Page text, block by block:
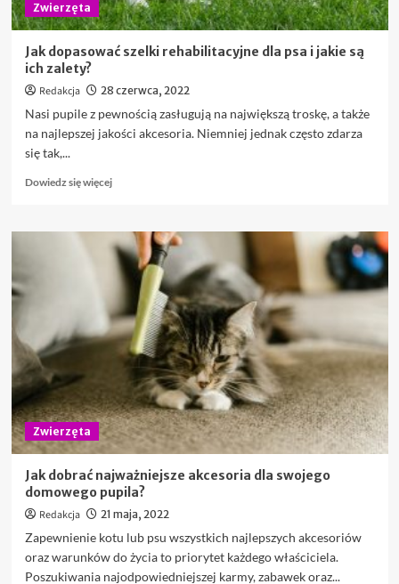
Zwierzęta
Jak dopasować szelki rehabilitacyjne dla psa i jakie są
ich zalety?
Redakcja 28 czerwca, 2022
Nasi pupile z pewnością zasługują na największą troskę, a także
na najlepszej jakości akcesoria. Niemniej jednak często zdarza
się tak,...
Dowiedz się więcejDowiedz
o
Jak
dopasować
szelki
rehabilitacyjne
dla
psa
jakie
ich
zalety?
Zwierzęta
Jak dobrać najważniejsze akcesoria dla swojego
domowego pupila?
Redakcja 21 maja, 2022
Zapewnienie kotu lub psu wszystkich najlepszych akcesoriów
oraz warunków do życia to priorytet każdego właściciela.
Poszukiwania najodpowiedniejszej karmy, zabawek oraz...